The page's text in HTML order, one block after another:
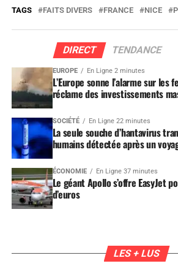
TAGS FAITS DIVERS FRANCE NICE
DIRECT TENDANCE
EUROPE En Ligne 2 minutes
L’Europe sonne l’alarme sur les
réclame des investissements
SOCIÉTÉ En Ligne 22 minutes
La seule souche d’hantavirus
humains détectée après un
ÉCONOMIE En Ligne 37 minutes
Le géant Apollo s’offre EasyJet
d’euros
LES + LUS